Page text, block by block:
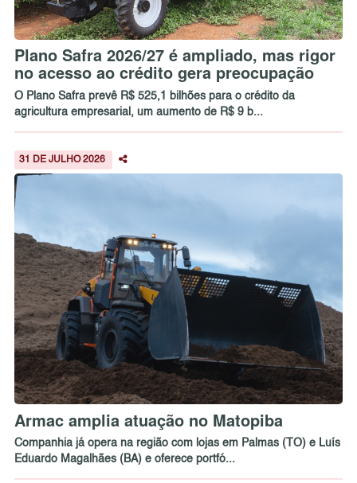
Plano Safra 2026/27 é ampliado, mas rigor
no acesso ao crédito gera preocupação
O Plano Safra prevê R$ 525,1 bilhões para o crédito da
agricultura empresarial, um aumento de R$ 9 b...
31 DE JULHO 2026
Armac amplia atuação no Matopiba
Companhia já opera na região com lojas em Palmas (TO) e Luís
Eduardo Magalhães (BA) e oferece portfó...